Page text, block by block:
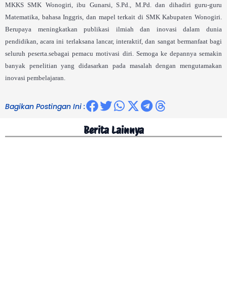
MKKS SMK Wonogiri, ibu Gunarsi, S.Pd., M.Pd. dan dihadiri guru-guru
Matematika, bahasa Inggris, dan mapel terkait di SMK Kabupaten Wonogiri.
Berupaya meningkatkan publikasi ilmiah dan inovasi dalam dunia
pendidikan, acara ini terlaksana lancar, interaktif, dan sangat bermanfaat bagi
seluruh peserta.sebagai pemacu motivasi diri. Semoga ke depannya semakin
banyak penelitian yang didasarkan pada masalah dengan mengutamakan
inovasi pembelajaran.
Bagikan Postingan Ini :
Berita Lainnya